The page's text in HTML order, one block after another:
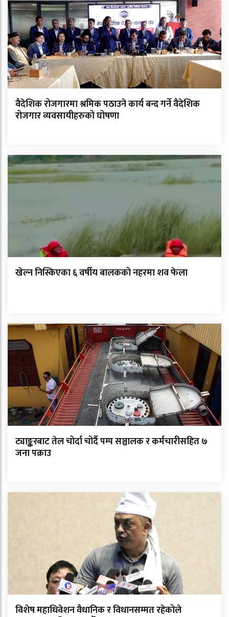
वैदेशिक रोजगारमा श्रमिक पठाउने कार्य बन्द गर्ने वैदेशिक
रोजगार व्यवसायीहरुको घोषणा
खेल्न निस्किएका ६ वर्षीय बालकको नहरमा शव फेला
ट्याङ्करबाट तेल चोर्दा चोर्दै पम्प सञ्चालक र कर्मचारीसहित ७
जना पक्राउ
विशेष महाधिवेशन वैधानिक र विधानसम्मत रहेकोले